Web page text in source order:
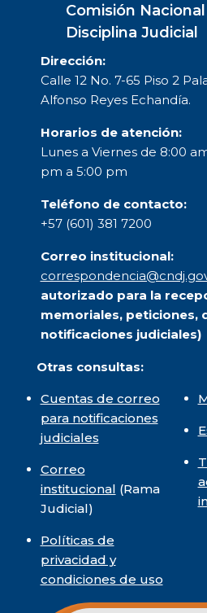
Comisión
Disciplina Judicial
Dirección:
Calle 12 No. 7-65 Piso 2
Alfonso Reyes Echandía.
Horarios de atención:
Lunes a Viernes de 8:00
pm a 5:00 pm
Teléfono de contacto:
+57 (601) 381 7200
Correo institucional:
autorizado para la
memoriales, peticiones,
notificaciones judiciales)
Otras consultas:
Cuentas de correo
para notificaciones
judiciales
Correo
institucional (Rama
Judicial)
Políticas de
privacidad y
condiciones de uso